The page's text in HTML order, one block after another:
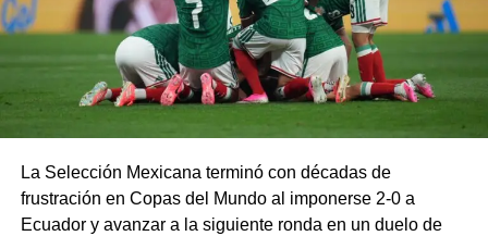
La Selección Mexicana terminó con décadas de
frustración en Copas del Mundo al imponerse 2-0 a
Ecuador y avanzar a la siguiente ronda en un duelo de